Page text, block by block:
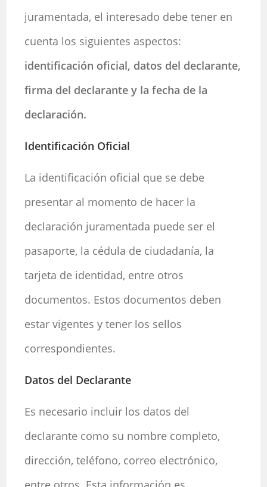
juramentada, el interesado debe tener en
cuenta los siguientes aspectos:
identificación oficial, datos del declarante,
firma del declarante y la fecha de la
declaración.
Identificación Oficial
La identificación oficial que se debe
presentar al momento de hacer la
declaración juramentada puede ser el
pasaporte, la cédula de ciudadanía, la
tarjeta de identidad, entre otros
documentos. Estos documentos deben
estar vigentes y tener los sellos
correspondientes.
Datos del Declarante
Es necesario incluir los datos del
declarante como su nombre completo,
dirección, teléfono, correo electrónico,